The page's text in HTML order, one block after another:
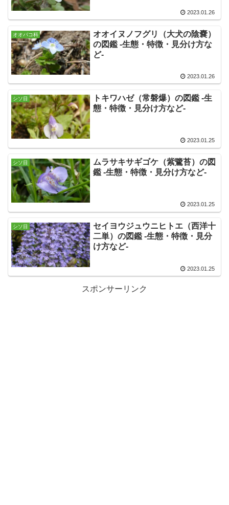
2023.01.26
オオバコ科
オオイヌノフグリ（大犬の陰嚢）
の図鑑 -生態・特徴・見分け方な
ど-
2023.01.26
シソ目
トキワハゼ（常磐爆）の図鑑 -生
態・特徴・見分け方など-
2023.01.25
シソ目
ムラサキサギゴケ（紫鷺苔）の図
鑑 -生態・特徴・見分け方など-
2023.01.25
シソ目
セイヨウジュウニヒトエ（西洋十
二単）の図鑑 -生態・特徴・見分
け方など-
2023.01.25
スポンサーリンク